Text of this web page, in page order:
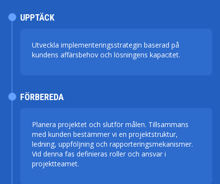
Utveckla implementeringsstrategin baserad på
kundens affärsbehov och lösningens kapacitet.
UPPTÄCK
Planera projektet och slutför målen. Tillsammans
med kunden bestämmer vi en projektstruktur,
ledning, uppföljning och rapporteringsmekanismer.
Vid denna fas definieras roller och ansvar i
projektteamet.
FÖRBEREDA